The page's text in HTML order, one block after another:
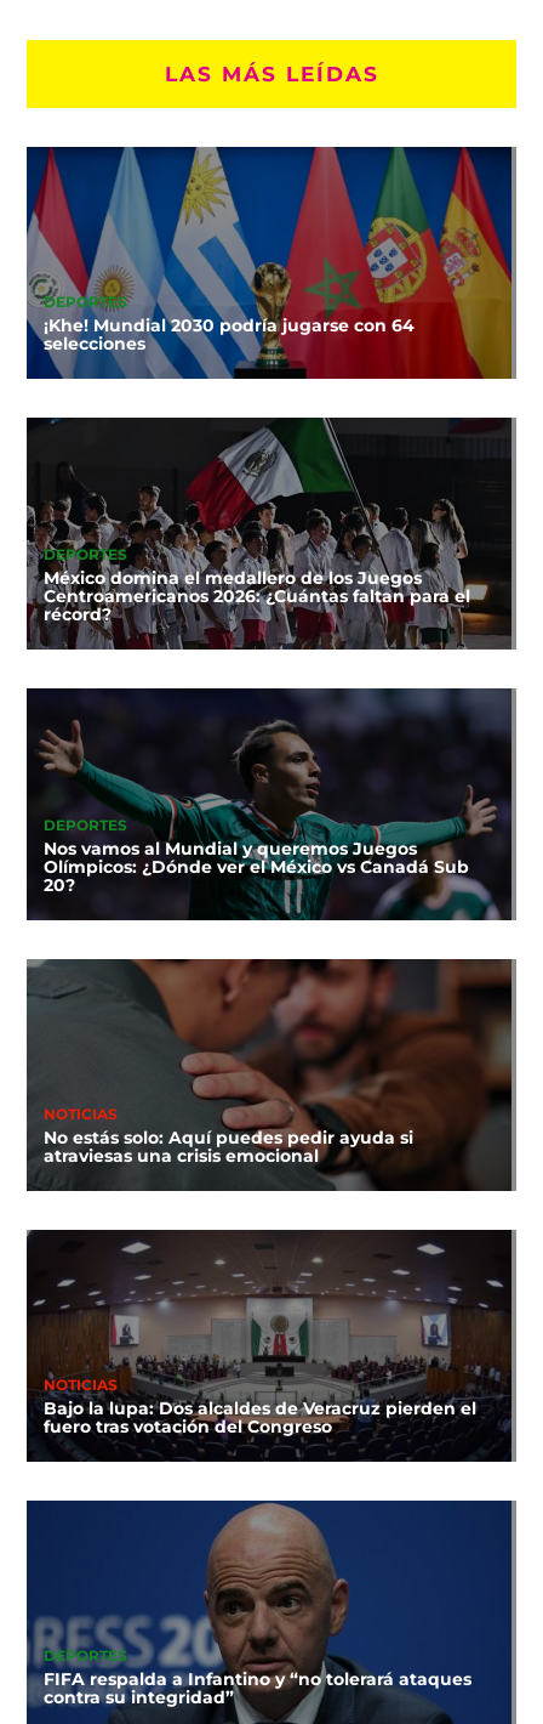
LAS MÁS LEÍDAS
DEPORTES
¡Khe! Mundial 2030 podría jugarse con 64
selecciones
DEPORTES
México domina el medallero de los Juegos
Centroamericanos 2026: ¿Cuántas faltan para el
récord?
DEPORTES
Nos vamos al Mundial y queremos Juegos
Olímpicos: ¿Dónde ver el México vs Canadá Sub
20?
NOTICIAS
No estás solo: Aquí puedes pedir ayuda si
atraviesas una crisis emocional
NOTICIAS
Bajo la lupa: Dos alcaldes de Veracruz pierden el
fuero tras votación del Congreso
DEPORTES
FIFA respalda a Infantino y “no tolerará ataques
contra su integridad”